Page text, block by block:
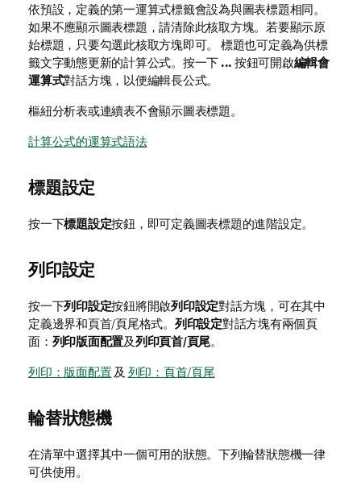
依預設，定義的第一運算式標籤會設為與圖表標題相同。
如果不應顯示圖表標題，請清除此核取方塊。若要顯示原
始標題，只要勾選此核取方塊即可。 標題也可定義為供標
籤文字動態更新的計算公式。按一下 ... 按鈕可開啟編輯會
運算式對話方塊，以便編輯長公式。
樞紐分析表或連續表不會顯示圖表標題。
計算公式的運算式語法
標題設定
按一下標題設定按鈕，即可定義圖表標題的進階設定。
列印設定
按一下列印設定按鈕將開啟列印設定對話方塊，可在其中
定義邊界和頁首/頁尾格式。 列印設定對話方塊有兩個頁
面： 列印版面配置及列印頁首/頁尾。
列印：版面配置及 列印：頁首/頁尾
輪替狀態機
在清單中選擇其中一個可用的狀態。下列輪替狀態機一律
可供使用。